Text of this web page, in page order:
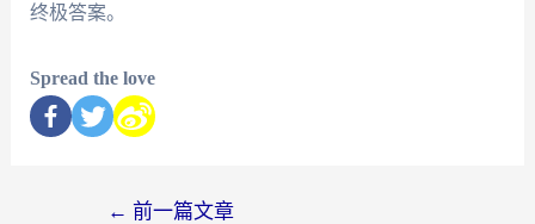
终极答案。
Spread the love
← 前一篇文章